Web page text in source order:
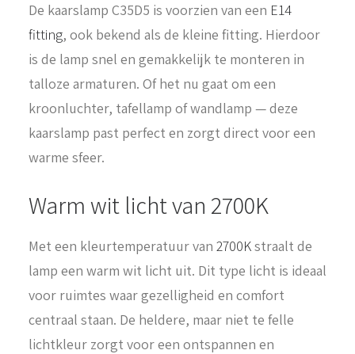
De kaarslamp C35D5 is voorzien van een E14
fitting, ook bekend als de kleine fitting. Hierdoor
is de lamp snel en gemakkelijk te monteren in
talloze armaturen. Of het nu gaat om een
kroonluchter, tafellamp of wandlamp — deze
kaarslamp past perfect en zorgt direct voor een
warme sfeer.
Warm wit licht van 2700K
Met een kleurtemperatuur van 2700Kstraalt de
lamp een warm wit licht uit. Dit type licht is ideaal
voor ruimtes waar gezelligheid en comfort
centraal staan. De heldere, maar niet te felle
lichtkleur zorgt voor een ontspannen en